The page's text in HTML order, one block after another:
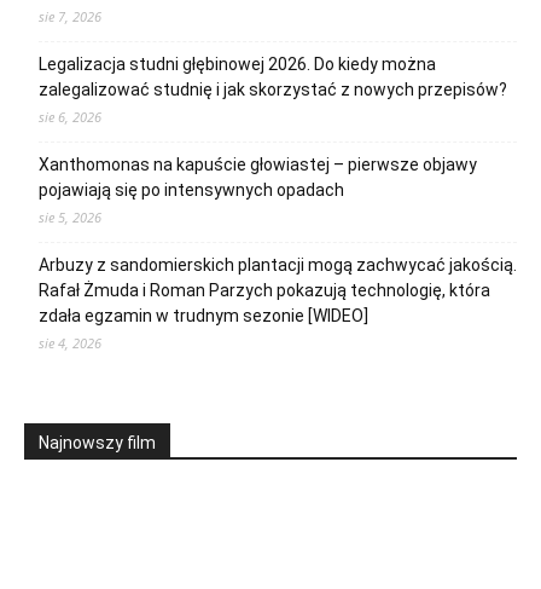
sie 7, 2026
Legalizacja studni głębinowej 2026. Do kiedy można
zalegalizować studnię i jak skorzystać z nowych przepisów?
sie 6, 2026
Xanthomonas na kapuście głowiastej – pierwsze objawy
pojawiają się po intensywnych opadach
sie 5, 2026
Arbuzy z sandomierskich plantacji mogą zachwycać jakością.
Rafał Żmuda i Roman Parzych pokazują technologię, która
zdała egzamin w trudnym sezonie [WIDEO]
sie 4, 2026
Najnowszy film